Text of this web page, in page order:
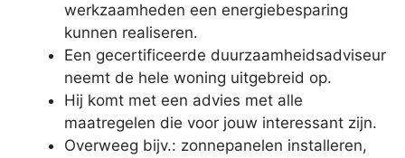
werkzaamheden een energiebesparing
kunnen realiseren.
Een gecertificeerde duurzaamheidsadviseur
neemt de hele woning uitgebreid op.
Hij komt met een advies met alle
maatregelen die voor jouw interessant zijn.
Overweeg bijv.: zonnepanelen installeren,